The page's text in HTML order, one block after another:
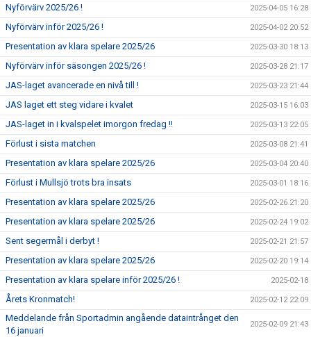
Nyförvärv 2025/26 ! 2025-04-05 16:28
Nyförvärv inför 2025/26 ! 2025-04-02 20:52
Presentation av klara spelare 2025/26 2025-03-30 18:13
Nyförvärv inför säsongen 2025/26 ! 2025-03-28 21:17
JAS-laget avancerade en nivå till ! 2025-03-23 21:44
JAS laget ett steg vidare i kvalet 2025-03-15 16:03
JAS-laget in i kvalspelet imorgon fredag !! 2025-03-13 22:05
Förlust i sista matchen 2025-03-08 21:41
Presentation av klara spelare 2025/26 2025-03-04 20:40
Förlust i Mullsjö trots bra insats 2025-03-01 18:16
Presentation av klara spelare 2025/26 2025-02-26 21:20
Presentation av klara spelare 2025/26 2025-02-24 19:02
Sent segermål i derbyt ! 2025-02-21 21:57
Presentation av klara spelare 2025/26 2025-02-20 19:14
Presentation av klara spelare inför 2025/26 ! 2025-02-18
Årets Kronmatch! 2025-02-12 22:09
Meddelande från Sportadmin angående dataintrånget den
16 januari
2025-02-09 21:43